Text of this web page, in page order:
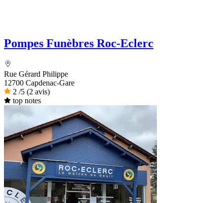
Pompes Funèbres Roc-Eclerc
Rue Gérard Philippe
12700 Capdenac-Gare
2 /5 (2 avis)
top notes